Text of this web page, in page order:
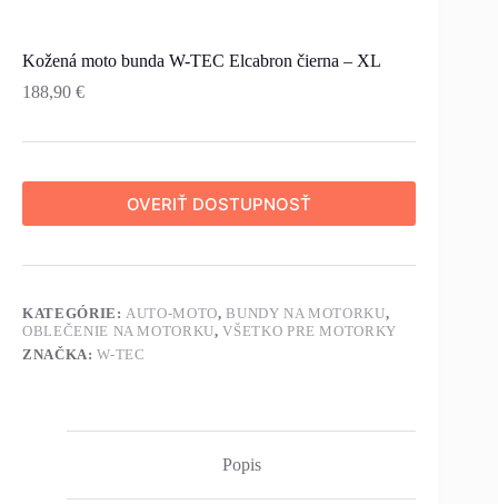
Kožená moto bunda W-TEC Elcabron čierna – XL
188,90 €
OVERIŤ DOSTUPNOSŤ
KATEGÓRIE:AUTO-MOTO,BUNDY NA MOTORKU,
OBLEČENIE NA MOTORKU,VŠETKO PRE MOTORKY
ZNAČKA:W-TEC
Popis